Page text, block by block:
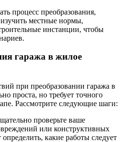
процесс преобразования,
местные нормы,
инстанции, чтобы
гаража в жилое
при преобразовании гаража в
проста, но требует точного
Рассмотрите следующие шаги:
проверьте ваше
или конструктивных
какие работы следует